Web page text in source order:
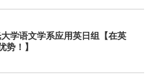
学语文学系应用英日组【在英
势！】